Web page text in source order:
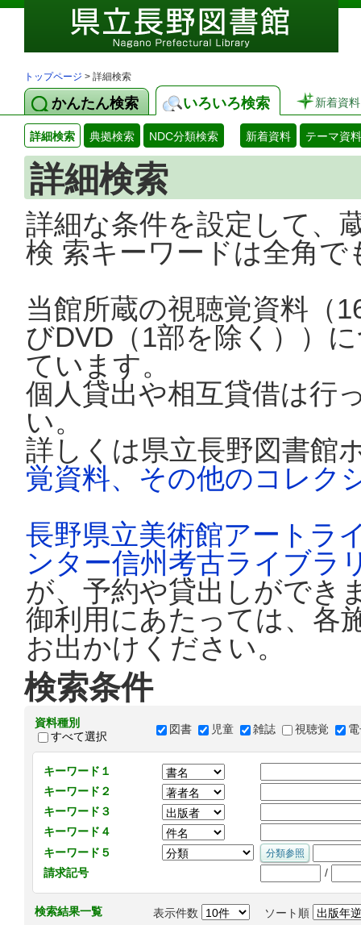
トップページ > 詳細検索
かんたん検索 いろいろ検索 新着資料
詳細検索 典拠検索 NDC分類検索 新着資料 テーマ資料
詳細検索
詳細な条件を設定して、
検 索キーワードは全角
当館所蔵の視聴覚資料（
びDVD（1部を除く））
ています。
個人貸出や相互貸借は行
い。
詳しくは県立長野図書館
覚資料、その他のコレク
長野県立美術館アートラ
ンター信州考古ライブラ
が、予約や貸出しができ
御利用にあたっては、各
お出かけください。
検索条件
資料種別
すべて選択
図書 児童 雑誌 視聴覚
キーワード１
キーワード２
キーワード３
キーワード４
キーワード５
請求記号
/
検索結果一覧 表示件数 ソート順